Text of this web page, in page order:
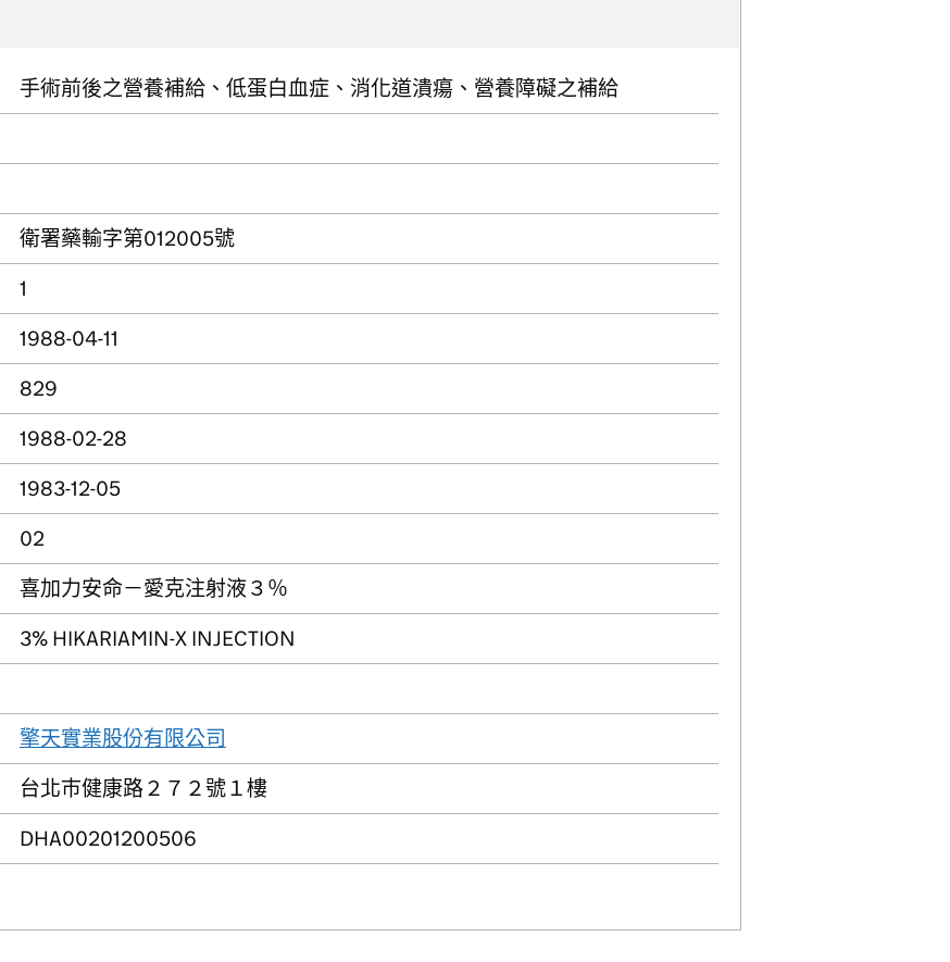
手術前後之營養補給、低蛋白血症、消化道潰瘍、營養障礙之補給
衛署藥輸字第012005號
1
1988-04-11
829
1988-02-28
1983-12-05
02
喜加力安命－愛克注射液３％
3% HIKARIAMIN-X INJECTION
擎天實業股份有限公司
台北巿健康路２７２號１樓
DHA00201200506